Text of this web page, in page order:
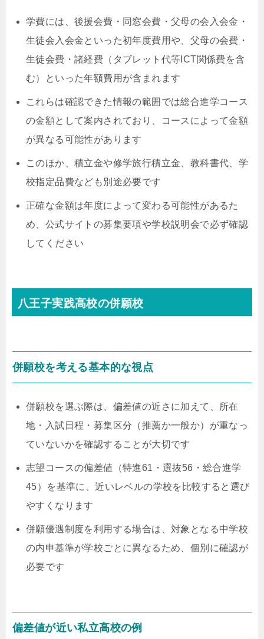
学費には、後援会費・同窓会費・父母の会入会金・
生徒会入会金といった初年度費用や、父母の会費・
生徒会費・諸経費（タブレット代等ICT関係費を含
む）といった年額費用が含まれます
これらは確認できた情報の範囲では総合進学コース
の金額として案内されており、コースによって金額
が異なる可能性があります
このほか、積立金や修学旅行積立金、教科書代、学
校指定品費なども別途必要です
正確な金額は年度によって変わる可能性があるた
め、公式サイトの募集要項や学校説明会で必ず確認
してください
八王子実践高校の併願校
併願校を考える基本的な視点
併願校を選ぶ際は、偏差値の近さに加えて、所在
地・入試日程・募集区分（推薦か一般か）が重なっ
ていないかを確認することが大切です
志望コースの偏差値（特進61・選抜56・総合進学
45）を基準に、近いレベルの学校を比較すると選び
やすくなります
併願優遇制度を利用する場合は、対象となる中学校
の内申基準が学校ごとに異なるため、個別に確認が
必要です
偏差値が近い私立高校の例